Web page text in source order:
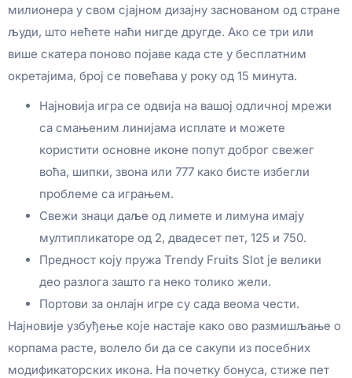
милионера у свом сјајном дизајну заснованом од стране
људи, што нећете наћи нигде другде. Ако се три или
више скатера поново појаве када сте у бесплатним
окретајима, број се повећава у року од 15 минута.
Најновија игра се одвија на вашој одличној мрежи
са смањеним линијама исплате и можете
користити основне иконе попут доброг свежег
воћа, шипки, звона или 777 како бисте избегли
проблеме са играњем.
Свежи знаци даље од лимете и лимуна имају
мултипликаторе од 2, двадесет пет, 125 и 750.
Предност коју пружа Trendy Fruits Slot је велики
део разлога зашто га неко толико жели.
Портови за онлајн игре су сада веома чести.
Најновије узбуђење које настаје како ово размишљање о
корпама расте, волело би да се сакупи из посебних
модификаторских икона. На почетку бонуса, стиже пет